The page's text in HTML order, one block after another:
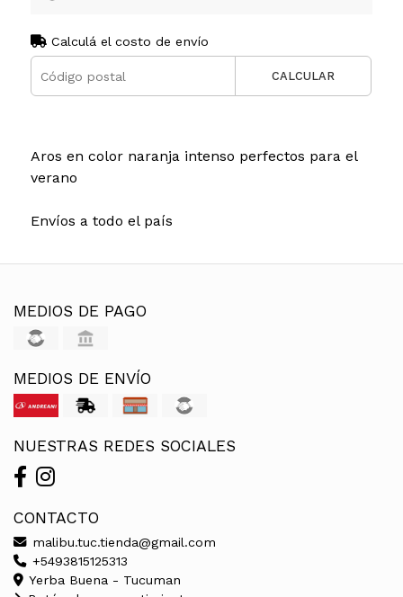
Calculá el costo de envío
CALCULAR
Aros en color naranja intenso perfectos para el
verano
Envíos a todo el país
MEDIOS DE PAGO
MEDIOS DE ENVÍO
NUESTRAS REDES SOCIALES
CONTACTO
malibu.tuc.tienda@gmail.com
+5493815125313
Yerba Buena - Tucuman